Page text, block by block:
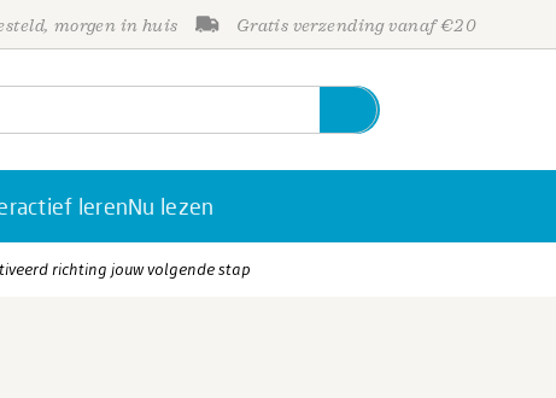
morgen in huis Gratis verzending vanaf €20
lerenNu lezen
richting jouw volgende stap
Personen